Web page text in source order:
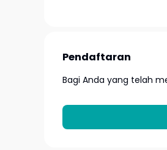
Pendaftaran
Bagi Anda yang telah